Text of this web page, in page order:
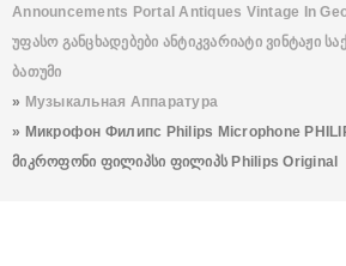
Announcements Portal Antiques Vintage In
Უფასო Განცხადებები Ანტიკვარიატი Ვინტაჟი
Ბათუმი
» Музыкальная Аппаратура
» Микрофон Филипс Philips Microphone
Მიკროფონი Ფილიპსი Ფილიპს Philips Original